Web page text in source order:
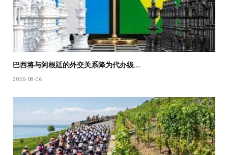
巴西将与阿根廷的外交关系降为代办级….
2026-08-06